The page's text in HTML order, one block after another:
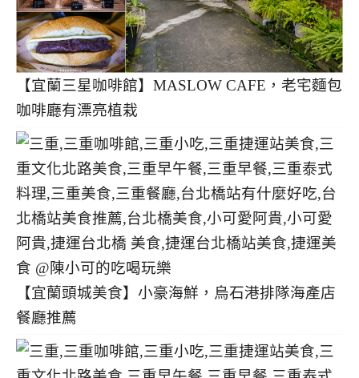
【宜蘭三星咖啡館】MASLOW CAFE，老宅麵包
咖啡廳有漂亮植栽
【宜蘭頭城美食】小豪海鮮，烏石港排隊海產店
餐廳推薦